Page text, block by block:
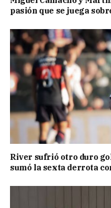
pasión que se juega
River sufrió otro duro
sumó la sexta derrota